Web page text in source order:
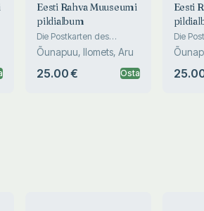
Eesti Rahva Muuseumi
pildialbum
Die Postkarten des
Estnischen
Nationalmuseums.
Альбом открыток
Õunapuu, Ilomets, Aru
25.00 € Osta
Eesti
Die
Альбом